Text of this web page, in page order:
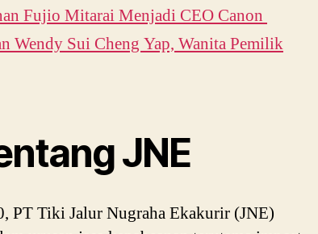
Fujio Mitarai Menjadi CEO Canon
Wendy Sui Cheng Yap, Wanita Pemilik
JNE
PT Tiki Jalur Nugraha Ekakurir (JNE)